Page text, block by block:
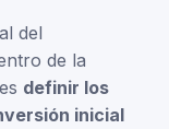
del
de la
definir los
inicial